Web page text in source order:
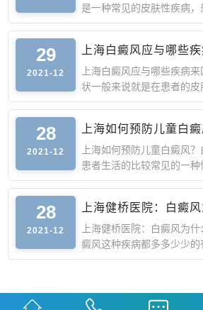
是一种常见的皮肤性疾病，
活会有很大的变
29
2021-12
上海白癜风应与哪些
上海白癜风应与哪些疾病
状一般来说就是在患者的皮
多患者都很苦恼
28
2021-12
上海如何预防儿童白
上海如何预防儿童白癜风
患者生活的比较常见的一种
癜风的发病率是
28
2021-12
上海健桥医院：白癜风
上海健桥医院：白癜风为
癜风这种疾病都多多少少的
不是白癜风患者